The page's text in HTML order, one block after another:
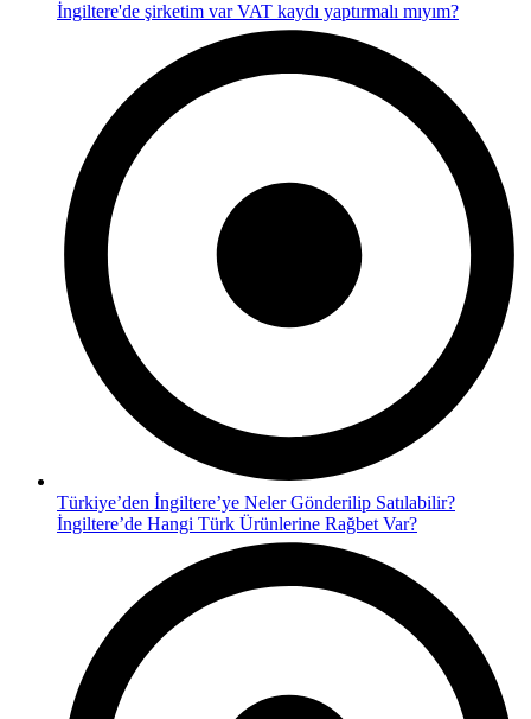
İngiltere'de şirketim var VAT kaydı yaptırmalı mıyım?
Türkiye’den İngiltere’ye Neler Gönderilip Satılabilir?
İngiltere’de Hangi Türk Ürünlerine Rağbet Var?